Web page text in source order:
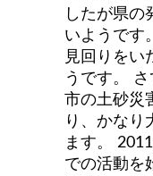
したが県の
いようです。
見回りをい
うです。
市の土砂災
り、かなり
ます。
での活動を